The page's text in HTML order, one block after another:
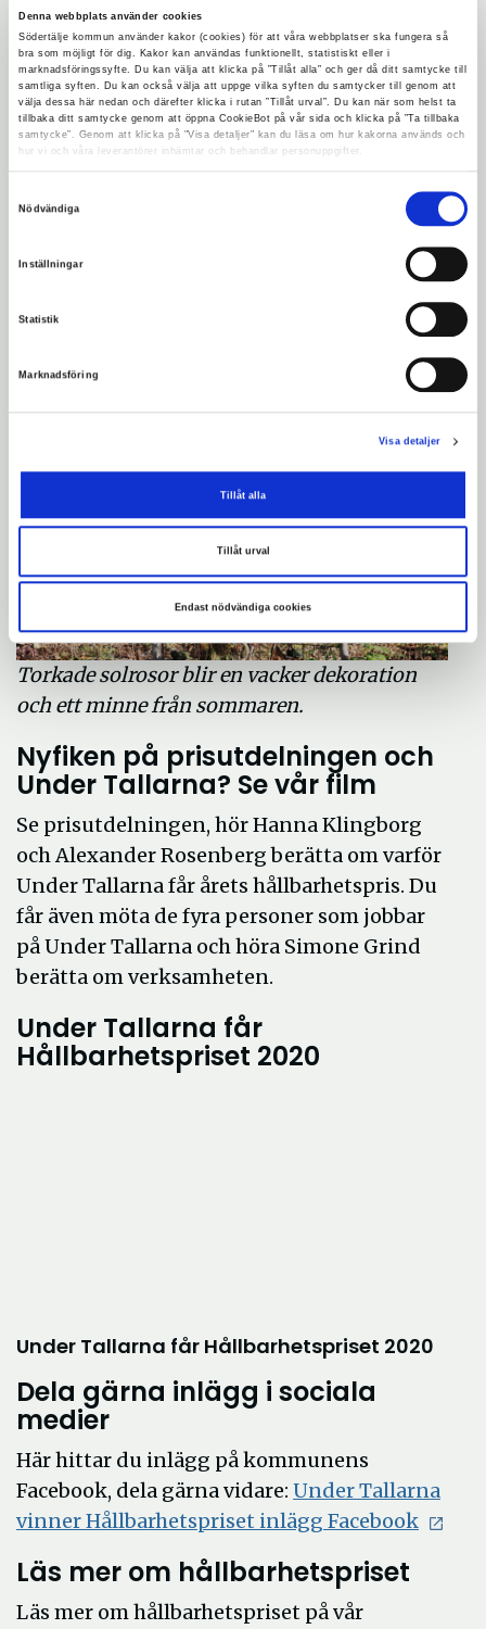
Denna webbplats använder cookies
Södertälje kommun använder kakor (cookies) för att våra webbplatser ska fungera så
bra som möjligt för dig. Kakor kan användas funktionellt, statistiskt eller i
marknadsföringssyfte. Du kan välja att klicka på ”Tillåt alla” och ger då ditt samtycke till
samtliga syften. Du kan också välja att uppge vilka syften du samtycker till genom att
välja dessa här nedan och därefter klicka i rutan ”Tillåt urval”. Du kan när som helst ta
tillbaka ditt samtycke genom att öppna CookieBot på vår sida och klicka på ”Ta tillbaka
samtycke”. Genom att klicka på "Visa detaljer" kan du läsa om hur kakorna används och
hur vi och våra leverantörer inhämtar och behandlar personuppgifter.
Nödvändiga
Inställningar
Statistik
Marknadsföring
Visa detaljer
Tillåt alla
Tillåt urval
Endast nödvändiga cookies
Simone Grind och Robin Tidblom från Under
Tallarna.
purjolöksodling.
Torkade solrosor blir en vacker dekoration
och ett minne från sommaren.
Nyfiken på prisutdelningen och
Under Tallarna? Se vår film
Se prisutdelningen, hör Hanna Klingborg
och Alexander Rosenberg berätta om varför
Under Tallarna får årets hållbarhetspris. Du
får även möta de fyra personer som jobbar
på Under Tallarna och höra Simone Grind
berätta om verksamheten.
Under Tallarna får
Hållbarhetspriset 2020
Under Tallarna får Hållbarhetspriset 2020
Dela gärna inlägg i sociala
medier
Här hittar du inlägg på kommunens
Facebook, dela gärna vidare: Under Tallarna
vinner Hållbarhetspriset inlägg FacebookÖppna
Läs mer om hållbarhetspriset
Läs mer om hållbarhetspriset på vår